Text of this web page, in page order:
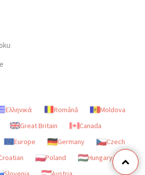
Ελληνικά Română
Moldova
Great Britain
Canada
Europe Germany
Czech
Poland
Hungary